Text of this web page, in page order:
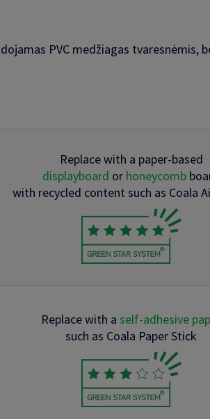
PVC medžiagas tvaresnėmis,
Replace with a paper-based
displayboard or honeycomb
with recycled content such as Coala
Replace with a self-adhesive
such as Coala Paper Stick